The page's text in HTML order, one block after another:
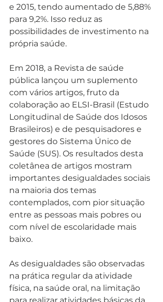
e 2015, tendo aumentado de 5,88%
para 9,2%. Isso reduz as
possibilidades de investimento na
própria saúde.
Em 2018, a Revista de saúde
pública lançou um suplemento
com vários artigos, fruto da
colaboração ao ELSI-Brasil (Estudo
Longitudinal de Saúde dos Idosos
Brasileiros) e de pesquisadores e
gestores do Sistema Único de
Saúde (SUS). Os resultados desta
coletânea de artigos mostram
importantes desigualdades sociais
na maioria dos temas
contemplados, com pior situação
entre as pessoas mais pobres ou
com nível de escolaridade mais
baixo.
As desigualdades são observadas
na prática regular da atividade
física, na saúde oral, na limitação